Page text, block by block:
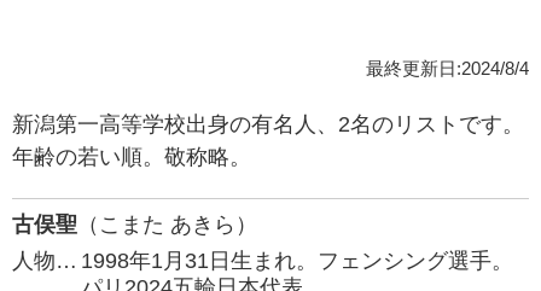
最終更新日:2024/8/4
新潟第一高等学校出身の有名人、2名のリストです。
年齢の若い順。敬称略。
古俣聖 （こまた あきら）
人物… 1998年1月31日生まれ。フェンシング選手。